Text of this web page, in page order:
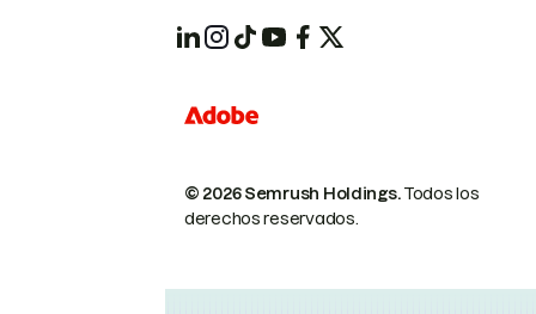
© 2026 Semrush Holdings.Todos los
derechos reservados.